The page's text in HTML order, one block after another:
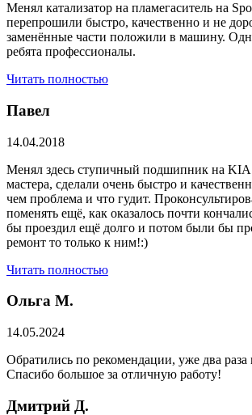
Менял катализатор на пламегаситель на
перепрошили быстро, качественно и не
заменённые части положили в машину.
ребята профессионалы.
Читать полностью
Павел
14.04.2018
Менял здесь ступичный подшипник на KIA
мастера, сделали очень быстро и
чем проблема и что гудит.
поменять ещё, как оказалось почти
бы проездил ещё долго и потом были бы
ремонт то только к ним!:)
Читать полностью
Ольга М.
14.05.2024
Обратились по рекомендации, уже два
Спасибо большое за отличную работу!
Дмитрий Д.